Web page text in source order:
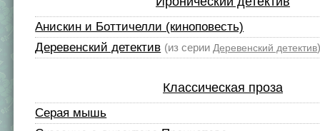
Анискин и Боттичелли (киноповесть)
Деревенский детектив (из серии Деревенский детектив
Классическая проза
Серая мышь